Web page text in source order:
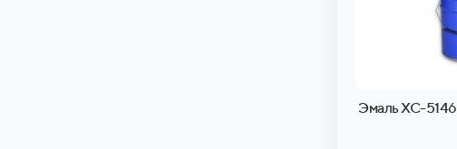
Эмаль ХС-5146